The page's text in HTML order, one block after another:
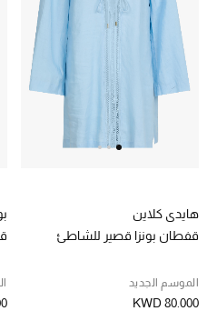
هدايا حسب المرسل إليه
هدايا حسب المناسبة
هدايا حسب الفئة
الأطفال
المستلزمات المنزلية
هايدي كلاين
قفطان بونزا قصير للشاطئ
الموسم الجديد
KWD 80.000